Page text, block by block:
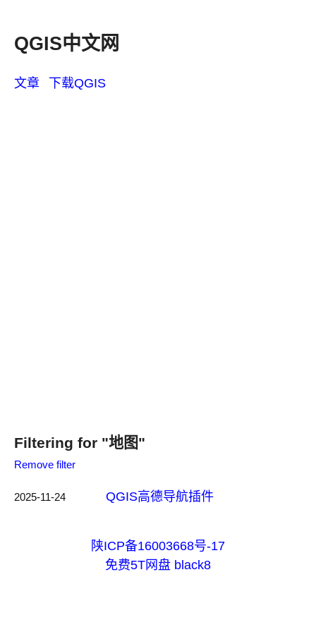
QGIS中文网
文章 下载QGIS
Filtering for "地图"
Remove filter
2025-11-24 QGIS高德导航插件
陕ICP备16003668号-17
免费5T网盘 black8